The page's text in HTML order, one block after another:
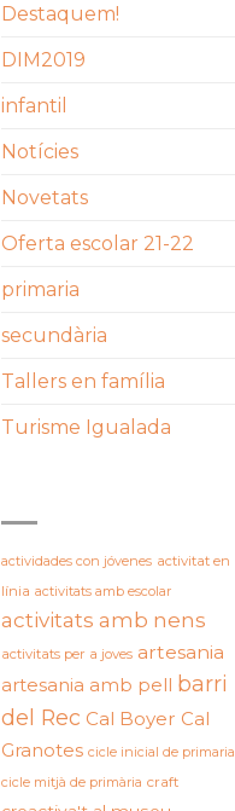
Destaquem!
DIM2019
infantil
Notícies
Novetats
Oferta escolar 21-22
primaria
secundària
Tallers en família
Turisme Igualada
actividades con jóvenes activitat en
línia activitats amb escolar
activitats amb nens
activitats per a joves artesania
artesania amb pell barri
del Rec Cal Boyer Cal
Granotes cicle inicial de primaria
cicle mitjà de primària craft